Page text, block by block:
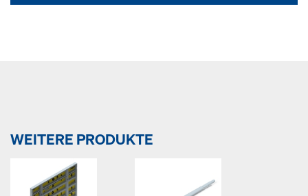
WEITERE PRODUKTE